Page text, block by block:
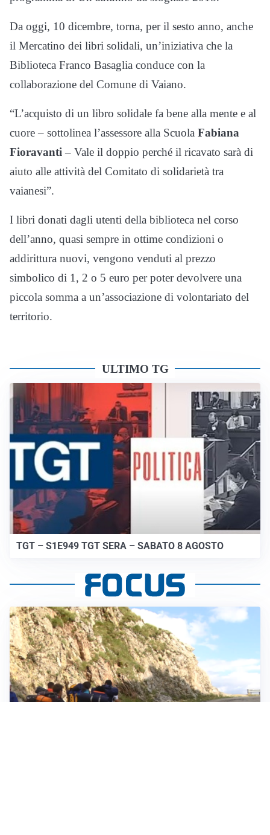
Da oggi, 10 dicembre, torna, per il sesto anno, anche
il Mercatino dei libri solidali, un’iniziativa che la
Biblioteca Franco Basaglia conduce con la
collaborazione del Comune di Vaiano.
“L’acquisto di un libro solidale fa bene alla mente e al
cuore – sottolinea l’assessore alla Scuola Fabiana
Fioravanti – Vale il doppio perché il ricavato sarà di
aiuto alle attività del Comitato di solidarietà tra
vaianesi”.
I libri donati dagli utenti della biblioteca nel corso
dell’anno, quasi sempre in ottime condizioni o
addirittura nuovi, vengono venduti al prezzo
simbolico di 1, 2 o 5 euro per poter devolvere una
piccola somma a un’associazione di volontariato del
territorio.
ULTIMO TG
TGT – S1E949 TGT SERA – SABATO 8 AGOSTO